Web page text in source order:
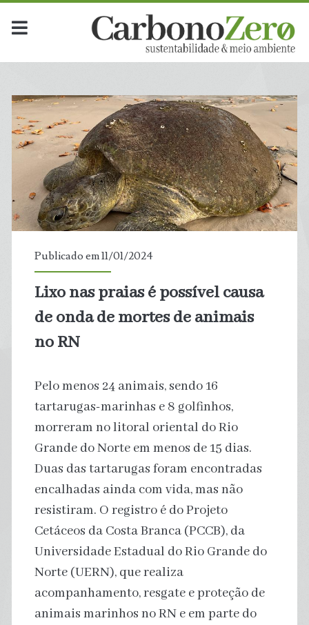
Publicado em 11/01/2024
Lixo nas praias é possível causa
de onda de mortes de animais
no RN
Pelo menos 24 animais, sendo 16
tartarugas-marinhas e 8 golfinhos,
morreram no litoral oriental do Rio
Grande do Norte em menos de 15 dias.
Duas das tartarugas foram encontradas
encalhadas ainda com vida, mas não
resistiram. O registro é do Projeto
Cetáceos da Costa Branca (PCCB), da
Universidade Estadual do Rio Grande do
Norte (UERN), que realiza
acompanhamento, resgate e proteção de
animais marinhos no RN e em parte do